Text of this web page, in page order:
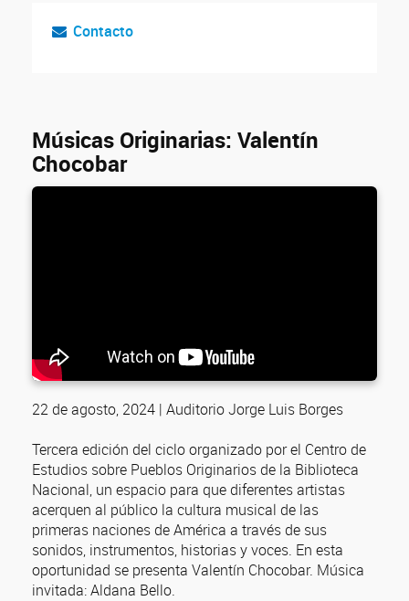
Contacto
Músicas Originarias: Valentín
Chocobar
22 de agosto, 2024 | Auditorio Jorge Luis Borges
Tercera edición del ciclo organizado por el Centro de
Estudios sobre Pueblos Originarios de la Biblioteca
Nacional, un espacio para que diferentes artistas
acerquen al público la cultura musical de las
primeras naciones de América a través de sus
sonidos, instrumentos, historias y voces. En esta
oportunidad se presenta Valentín Chocobar. Música
invitada: Aldana Bello.